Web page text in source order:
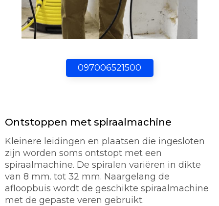
097006521500
Ontstoppen met spiraalmachine
Kleinere leidingen en plaatsen die ingesloten
zijn worden soms ontstopt met een
spiraalmachine. De spiralen variëren in dikte
van 8 mm. tot 32 mm. Naargelang de
afloopbuis wordt de geschikte spiraalmachine
met de gepaste veren gebruikt.